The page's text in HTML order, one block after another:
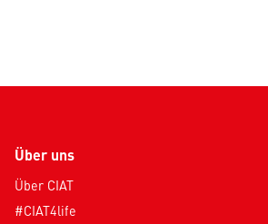
Über uns
Über CIAT
#CIAT4life